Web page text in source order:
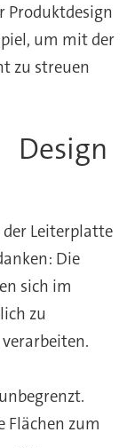
Produktdesign
um mit der
zu streuen
Design
Leiterplatte
Die
sich im
zu
Flächen zum